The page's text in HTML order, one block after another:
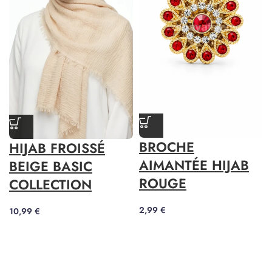
HIJAB FROISSÉ
BEIGE BASIC
COLLECTION
10,99 €
BROCHE
AIMANTÉE HIJAB
ROUGE
2,99 €